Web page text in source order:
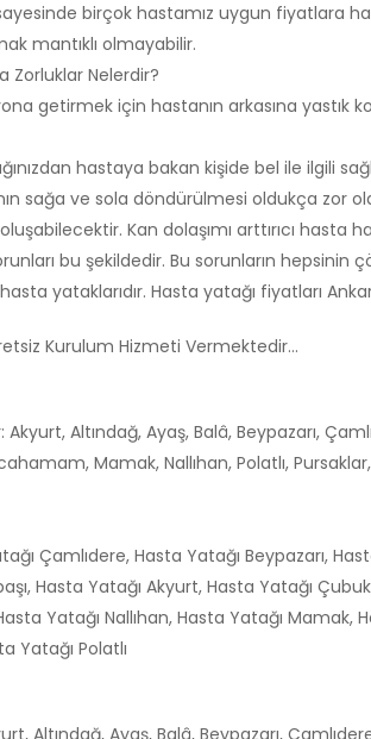
birçok hastamız uygun fiyatlara
mantıklı olmayabilir.
Zorluklar Nelerdir?
getirmek için hastanın arkasına
hastaya bakan kişide bel ile ilgili
sağa ve sola döndürülmesi oldukça zor
Kan dolaşımı arttırıcı hasta
bu şekildedir. Bu sorunların
yataklarıdır. Hasta yatağı fiyatları
Kurulum Hizmeti Vermektedir…
Altındağ, Ayaş, Balâ, Beypazarı,
Mamak, Nallıhan, Polatlı,
Çamlıdere, Hasta Yatağı Beypazarı,
Hasta Yatağı Akyurt, Hasta Yatağı
Yatağı Nallıhan, Hasta Yatağı
Yatağı Polatlı
Altındağ, Ayaş, Balâ, Beypazarı,